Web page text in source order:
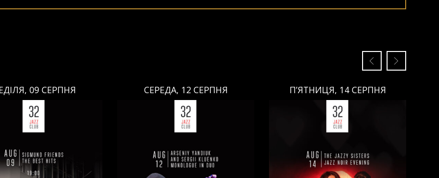
09 СЕРПНЯ
Ціна:
СЕРЕДА, 12 СЕРПНЯ
Ціна:
П’ЯТНИЦЯ, 14 СЕРПНЯ
П’ЯТНИЦЯ, 14 СЕРПНЯ